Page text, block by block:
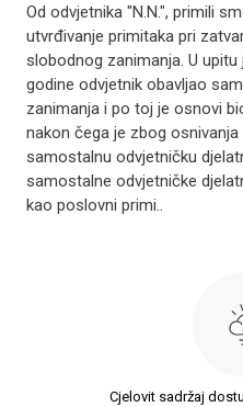
Od odvjetnika "N.N.", primili
utvrđivanje primitaka pri
slobodnog zanimanja. U
godine odvjetnik obavljao
zanimanja i po toj je osnovi
nakon čega je zbog
samostalnu odvjetničku
samostalne odvjetničke
kao poslovni primi..
Cjelovit sadržaj